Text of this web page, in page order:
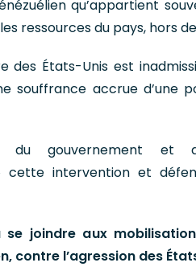
qu’appartient
ressources du pays, hors
des États-Unis est
souffrance accrue d’une
du gouvernement et
cette intervention et
se joindre aux
contre l’agression des